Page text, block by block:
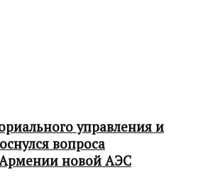
управления и
вопроса
Армении новой АЭС